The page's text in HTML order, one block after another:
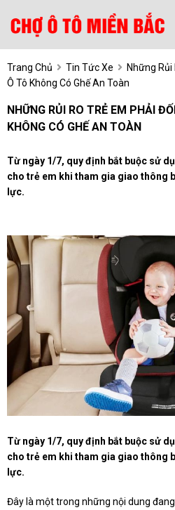
Trang Chủ Tin Tức Xe
Những
Ô Tô Không Có Ghế An Toàn
NHỮNG RỦI RO TRẺ EM PHẢI
KHÔNG CÓ GHẾ AN TOÀN
Từ ngày 1/7, quy định bắt buộc sử
cho trẻ em khi tham gia giao thông
lực.
Từ ngày 1/7, quy định bắt buộc sử
cho trẻ em khi tham gia giao thông
lực.
Đây là một trong những nội dung